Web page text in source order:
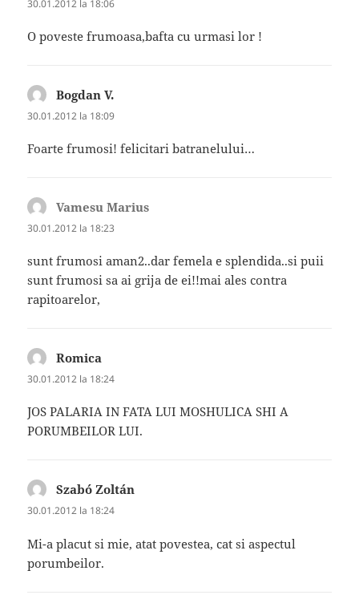
30.01.2012 la 18:06
O poveste frumoasa,bafta cu urmasi lor !
Bogdan V.
30.01.2012 la 18:09
Foarte frumosi! felicitari batranelului…
Vamesu Marius
30.01.2012 la 18:23
sunt frumosi aman2..dar femela e splendida..si puii
sunt frumosi sa ai grija de ei!!mai ales contra
rapitoarelor,
Romica
30.01.2012 la 18:24
JOS PALARIA IN FATA LUI MOSHULICA SHI A
PORUMBEILOR LUI.
Szabó Zoltán
30.01.2012 la 18:24
Mi-a placut si mie, atat povestea, cat si aspectul
porumbeilor.